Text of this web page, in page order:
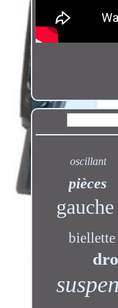
oscillant
pièces
gauche
biellette